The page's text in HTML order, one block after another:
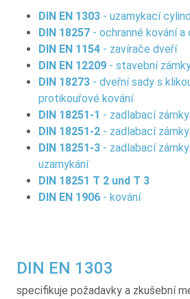
DIN EN 1303 - uzamykací
DIN 18257 - ochranné kování
DIN EN 1154 - zavírače dveří
DIN EN 12209 - stavební
DIN 18273 - dveřní sady s
protikouřové kování
DIN 18251-1 - zadlabací
DIN 18251-2 - zadlabací
DIN 18251-3 - zadlabací
uzamykání
DIN 18251 T 2 und T 3
DIN EN 1906 - kování
DIN EN 1303
specifikuje požadavky a zkušební